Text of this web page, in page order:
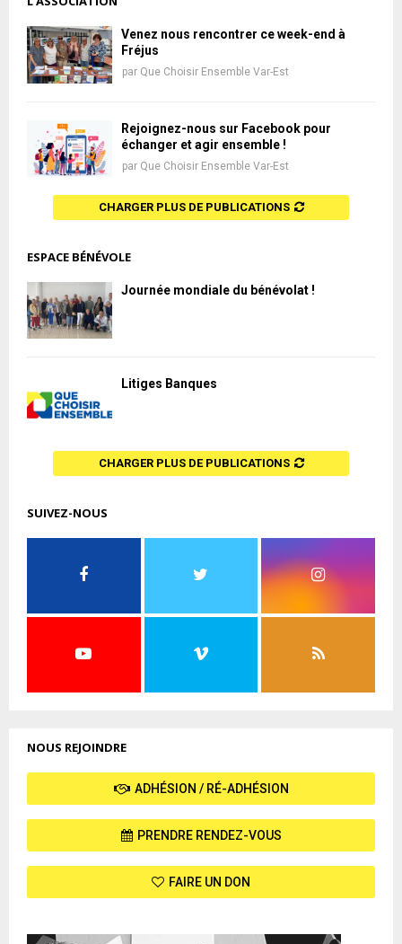
Venez nous rencontrer ce week-end à
Fréjus
par Que Choisir Ensemble Var-Est
Rejoignez-nous sur Facebook pour
échanger et agir ensemble !
par Que Choisir Ensemble Var-Est
CHARGER PLUS DE PUBLICATIONS
ESPACE BÉNÉVOLE
Journée mondiale du bénévolat !
Litiges Banques
CHARGER PLUS DE PUBLICATIONS
SUIVEZ-NOUS
NOUS REJOINDRE
ADHÉSION / RÉ-ADHÉSION
PRENDRE RENDEZ-VOUS
FAIRE UN DON